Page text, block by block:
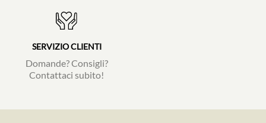
SERVIZIO CLIENTI
Domande? Consigli?
Contattaci subito!